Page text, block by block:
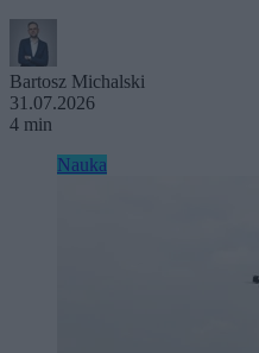
Bartosz Michalski
31.07.2026
4 min
Nauka